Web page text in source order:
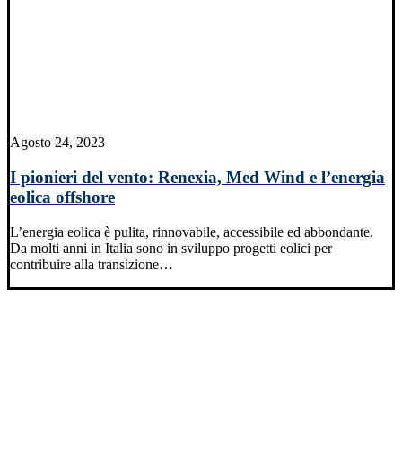
Agosto 24, 2023
I pionieri del vento: Renexia, Med Wind e l’energia
eolica offshore
L’energia eolica è pulita, rinnovabile, accessibile ed abbondante.
Da molti anni in Italia sono in sviluppo progetti eolici per
contribuire alla transizione…